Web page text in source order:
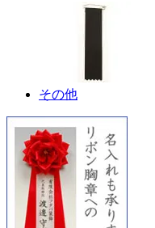
その他